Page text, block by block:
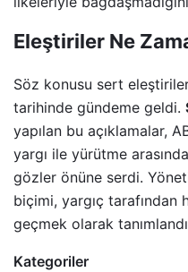
Eleştiriler Ne
Söz konusu sert
tarihinde gündeme geldi.
yapılan bu açıklamalar,
yargı ile yürütme
gözler önüne serdi.
biçimi, yargıç tarafından
geçmek olarak
Kategoriler